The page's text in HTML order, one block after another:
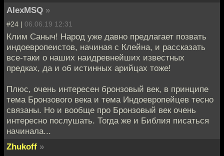
AlexMSQ »
#24 | 06.06.19 12:31
Клим Саныч! Народ уже давно предлагает позвать
индоевропеистов, начиная с Клейна, и рассказать
все-таки о наших наидревнейших известных
предках, да и об истинных арийцах тоже!
Плюс, очень интересен бронзовый век, в принципе
тема Бронзового века и тема Индоевропейцев тесно
связаны. Но и вообще про Бронзовый век очень
интересно послушать. Тогда же и Библия писаться
начинала...
Zhukoff »